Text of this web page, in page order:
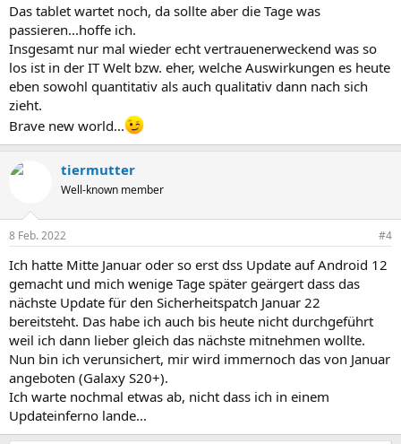
Das tablet wartet noch, da sollte aber die Tage was
passieren...hoffe ich.
Insgesamt nur mal wieder echt vertrauenerweckend was so
los ist in der IT Welt bzw. eher, welche Auswirkungen es heute
eben sowohl quantitativ als auch qualitativ dann nach sich
zieht.
Brave new world...
tiermutter
Well-known member
8 Feb. 2022 #4
Ich hatte Mitte Januar oder so erst dss Update auf Android 12
gemacht und mich wenige Tage später geärgert dass das
nächste Update für den Sicherheitspatch Januar 22
bereitsteht. Das habe ich auch bis heute nicht durchgeführt
weil ich dann lieber gleich das nächste mitnehmen wollte.
Nun bin ich verunsichert, mir wird immernoch das von Januar
angeboten (Galaxy S20+).
Ich warte nochmal etwas ab, nicht dass ich in einem
Updateinferno lande...